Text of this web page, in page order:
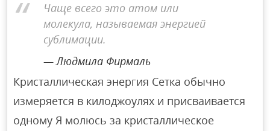
Чаще всего это атом или
молекула, называемая энергией
сублимации.
Людмила Фирмаль
Кристаллическая энергия Сетка обычно
измеряется в килоджоулях и присваивается
одному Я молюсь за кристаллическое